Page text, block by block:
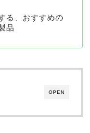
る、おすすめの
品
OPEN